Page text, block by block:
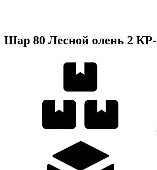
Шар 80 Лесной олень 2 КР-